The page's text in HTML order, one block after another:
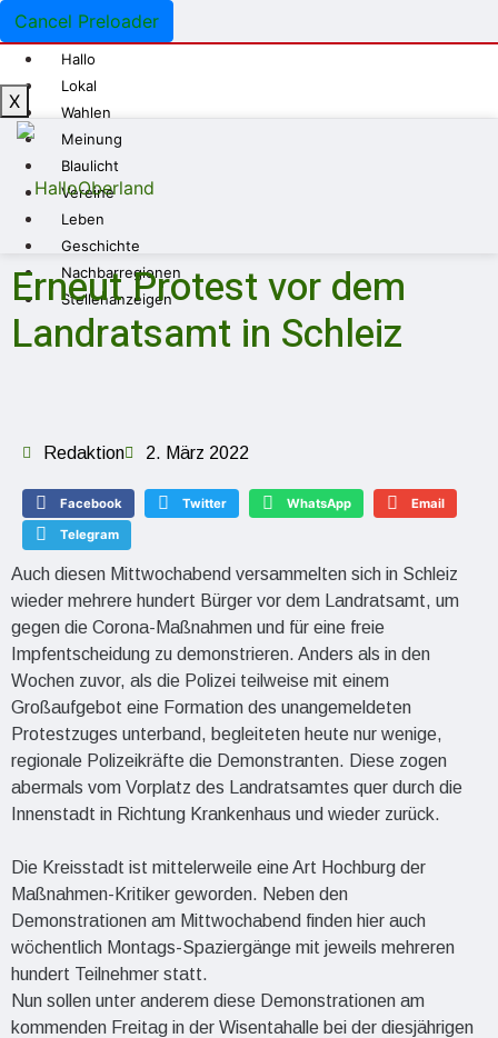
Cancel Preloader
Hallo
Lokal
Wahlen
Meinung
Blaulicht
Vereine
Leben
Geschichte
Nachbarregionen
Stellenanzeigen
X
Erneut Protest vor dem
Landratsamt in Schleiz
Redaktion 2. März 2022
Facebook Twitter WhatsApp Email
Telegram
Auch diesen Mittwochabend versammelten sich in Schleiz
wieder mehrere hundert Bürger vor dem Landratsamt, um
gegen die Corona-Maßnahmen und für eine freie
Impfentscheidung zu demonstrieren. Anders als in den
Wochen zuvor, als die Polizei teilweise mit einem
Großaufgebot eine Formation des unangemeldeten
Protestzuges unterband, begleiteten heute nur wenige,
regionale Polizeikräfte die Demonstranten. Diese zogen
abermals vom Vorplatz des Landratsamtes quer durch die
Innenstadt in Richtung Krankenhaus und wieder zurück.
Die Kreisstadt ist mittelerweile eine Art Hochburg der
Maßnahmen-Kritiker geworden. Neben den
Demonstrationen am Mittwochabend finden hier auch
wöchentlich Montags-Spaziergänge mit jeweils mehreren
hundert Teilnehmer statt.
Nun sollen unter anderem diese Demonstrationen am
kommenden Freitag in der Wisentahalle bei der diesjährigen